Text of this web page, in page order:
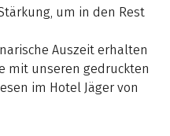
um in den Rest
Auszeit erhalten
mit unseren gedruckten
im Hotel Jäger von